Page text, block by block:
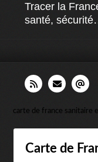
Tracer la
santé,
carte de france sanitaire
Carte de